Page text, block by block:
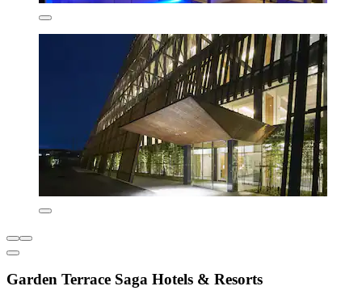
Garden Terrace Saga Hotels & Resorts